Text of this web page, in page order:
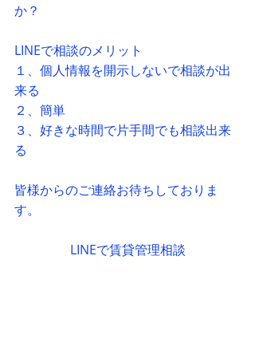
か？
LINEで相談のメリット
１、個人情報を開示しないで相談が出
来る
２、簡単
３、好きな時間で片手間でも相談出来
る
皆様からのご連絡お待ちしておりま
す。
LINEで賃貸管理相談